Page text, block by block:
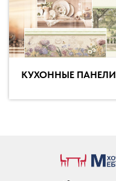
КУХОННЫЕ ПАНЕЛИ